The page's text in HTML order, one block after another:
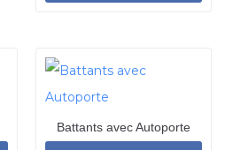
Battants avec Autoporte